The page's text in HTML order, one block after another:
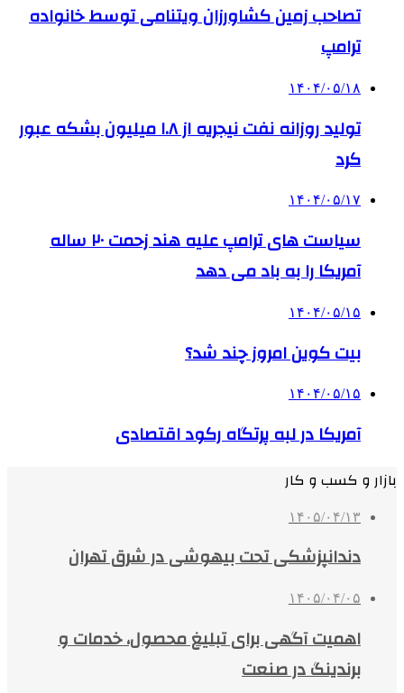
تصاحب زمین کشاورزان ویتنامی توسط خانواده
ترامپ
۱۴۰۴/۰۵/۱۸
تولید روزانه نفت نیجریه از ۱.۸ میلیون بشکه عبور
کرد
۱۴۰۴/۰۵/۱۷
سیاست های ترامپ علیه هند زحمت ۲۰ ساله
آمریکا را به باد می دهد
۱۴۰۴/۰۵/۱۵
بیت کوین امروز چند شد؟
۱۴۰۴/۰۵/۱۵
آمریکا در لبه پرتگاه رکود اقتصادی
بازار و کسب و کار
۱۴۰۵/۰۴/۱۳
دندانپزشکی تحت بیهوشی در شرق تهران
۱۴۰۵/۰۴/۰۵
اهمیت آگهی برای تبلیغ محصول، خدمات و
برندینگ در صنعت